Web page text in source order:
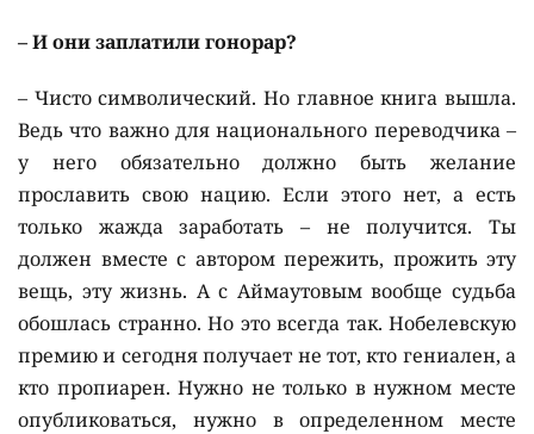
– И они заплатили гонорар?
– Чисто символический. Но главное книга вышла.
Ведь что важно для национального переводчика –
у него обязательно должно быть желание
прославить свою нацию. Если этого нет, а есть
только жажда заработать – не получится. Ты
должен вместе с автором пережить, прожить эту
вещь, эту жизнь. А с Аймаутовым вообще судьба
обошлась странно. Но это всегда так. Нобелевскую
премию и сегодня получает не тот, кто гениален, а
кто пропиарен. Нужно не только в нужном месте
опубликоваться, нужно в определенном месте